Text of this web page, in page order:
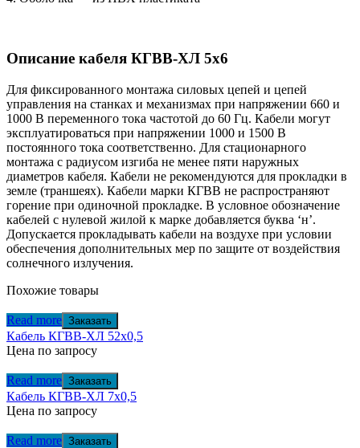
Описание кабеля КГВВ-ХЛ 5х6
Для фиксированного монтажа силовых цепей и цепей
управления на станках и механизмах при напряжении 660 и
1000 В переменного тока частотой до 60 Гц. Кабели могут
эксплуатироваться при напряжении 1000 и 1500 В
постоянного тока соответственно. Для стационарного
монтажа с радиусом изгиба не менее пяти наружных
диаметров кабеля. Кабели не рекомендуются для прокладки в
земле (траншеях). Кабели марки КГВВ не распространяют
горение при одиночной прокладке. В условное обозначение
кабелей с нулевой жилой к марке добавляется буква ‘н’.
Допускается прокладывать кабели на воздухе при условии
обеспечения дополнительных мер по защите от воздействия
солнечного излучения.
Похожие товары
Read more Заказать
Кабель КГВВ-ХЛ 52х0,5
Цена по запросу
Read more Заказать
Кабель КГВВ-ХЛ 7х0,5
Цена по запросу
Read more Заказать